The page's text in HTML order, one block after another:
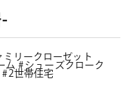
ミリークローゼット
ム
シューズクローク
2世帯住宅